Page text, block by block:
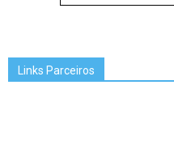
Links Parceiros